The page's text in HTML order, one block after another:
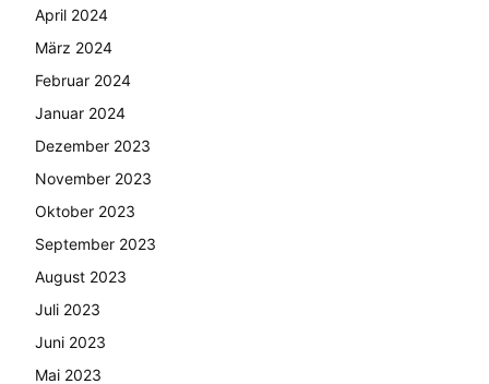
April 2024
März 2024
Februar 2024
Januar 2024
Dezember 2023
November 2023
Oktober 2023
September 2023
August 2023
Juli 2023
Juni 2023
Mai 2023